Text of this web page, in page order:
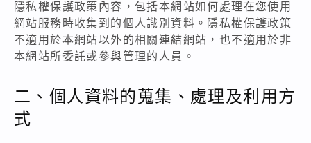
隱私權保護政策內容，包括本網站如何處理在您使用
網站服務時收集到的個人識別資料。隱私權保護政策
不適用於本網站以外的相關連結網站，也不適用於非
本網站所委託或參與管理的人員。
二、個人資料的蒐集、處理及利用方
式